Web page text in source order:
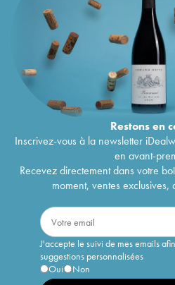
Restons en
Inscrivez-vous à la newsletter
en avant-
Recevez directement dans votre
moment, ventes exclusives,
J'accepte le suivi de mes emails
suggestions personnalisées
Oui
Non